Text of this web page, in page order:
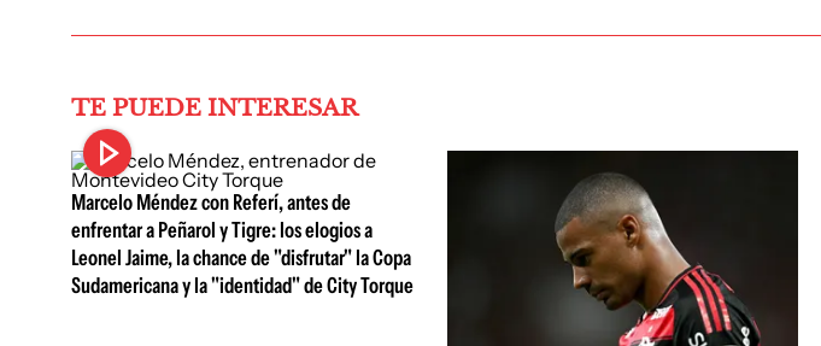
TE PUEDE INTERESAR
Marcelo Méndez con Referí, antes de
enfrentar a Peñarol y Tigre: los elogios a
Leonel Jaime, la chance de "disfrutar" la Copa
Sudamericana y la "identidad" de City Torque